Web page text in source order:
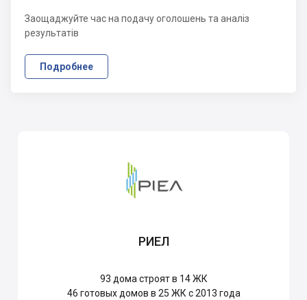
Заощаджуйте час на подачу оголошень та аналіз
результатів
Подробнее
РИЕЛ
93 дома строят в 14 ЖК
46 готовых домов в 25 ЖК с 2013 года